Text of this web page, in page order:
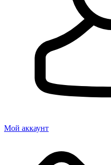
Мой аккаунт